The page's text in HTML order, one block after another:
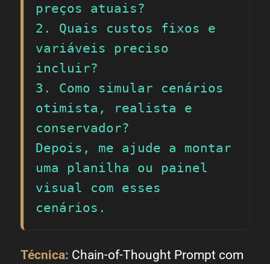
preços atuais?
2. Quais custos fixos e
variáveis preciso
incluir?
3. Como simular cenários
otimista, realista e
conservador?
Depois, me ajude a montar
uma planilha ou painel
visual com esses
cenários.
Técnica: Chain-of-Thought Prompt com